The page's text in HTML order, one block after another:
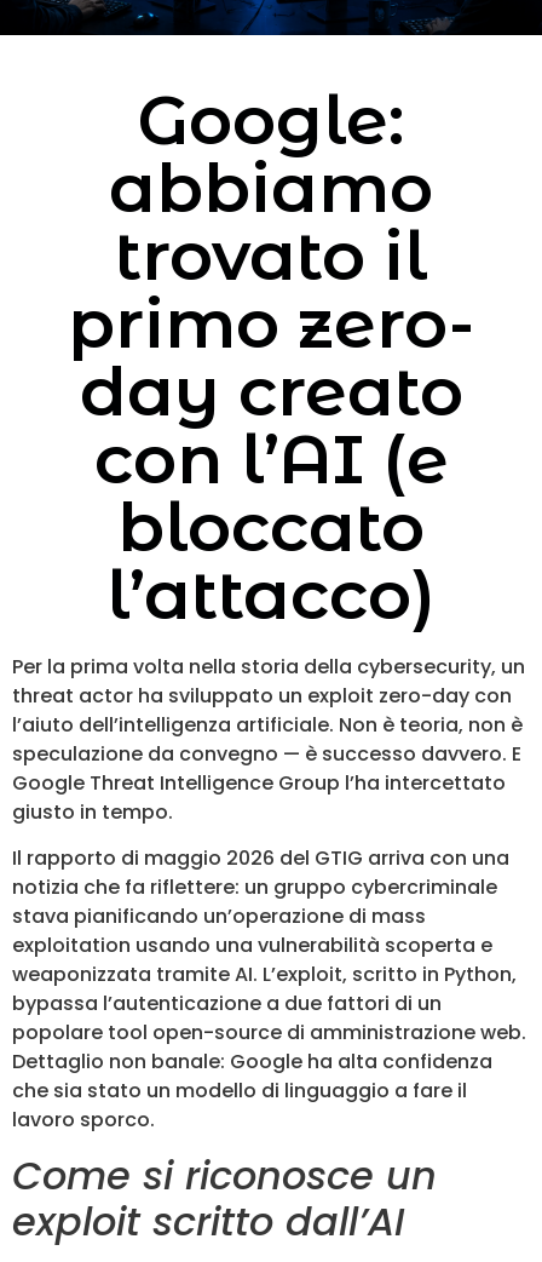
Google:
abbiamo
trovato il
primo zero-
day creato
con l’AI (e
bloccato
l’attacco)
Per la prima volta nella storia della cybersecurity, un
threat actor ha sviluppato un exploit zero-day con
l’aiuto dell’intelligenza artificiale. Non è teoria, non è
speculazione da convegno — è successo davvero. E
Google Threat Intelligence Group l’ha intercettato
giusto in tempo.
Il rapporto di maggio 2026 del GTIG arriva con una
notizia che fa riflettere: un gruppo cybercriminale
stava pianificando un’operazione di mass
exploitation usando una vulnerabilità scoperta e
weaponizzata tramite AI. L’exploit, scritto in Python,
bypassa l’autenticazione a due fattori di un
popolare tool open-source di amministrazione web.
Dettaglio non banale: Google ha alta confidenza
che sia stato un modello di linguaggio a fare il
lavoro sporco.
Come si riconosce un
exploit scritto dall’AI